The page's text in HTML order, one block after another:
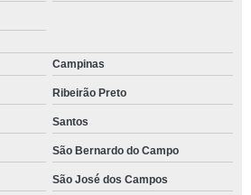
Campinas
Ribeirão Preto
Santos
São Bernardo do Campo
São José dos Campos